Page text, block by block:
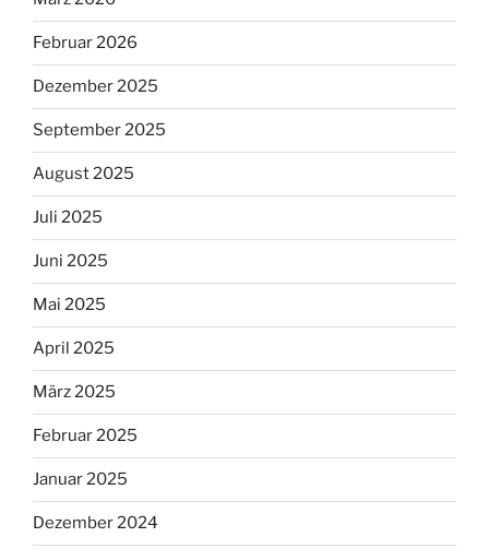
Februar 2026
Dezember 2025
September 2025
August 2025
Juli 2025
Juni 2025
Mai 2025
April 2025
März 2025
Februar 2025
Januar 2025
Dezember 2024